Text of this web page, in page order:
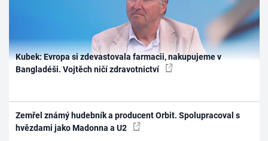
Kubek: Evropa si zdevastovala farmacii, nakupujeme v
Bangladéši. Vojtěch ničí zdravotnictví
Zemřel známý hudebník a producent Orbit. Spolupracoval s
hvězdami jako Madonna a U2